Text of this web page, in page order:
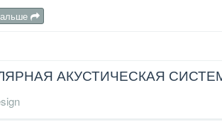
АКУСТИЧЕСКАЯ СИСТЕМА